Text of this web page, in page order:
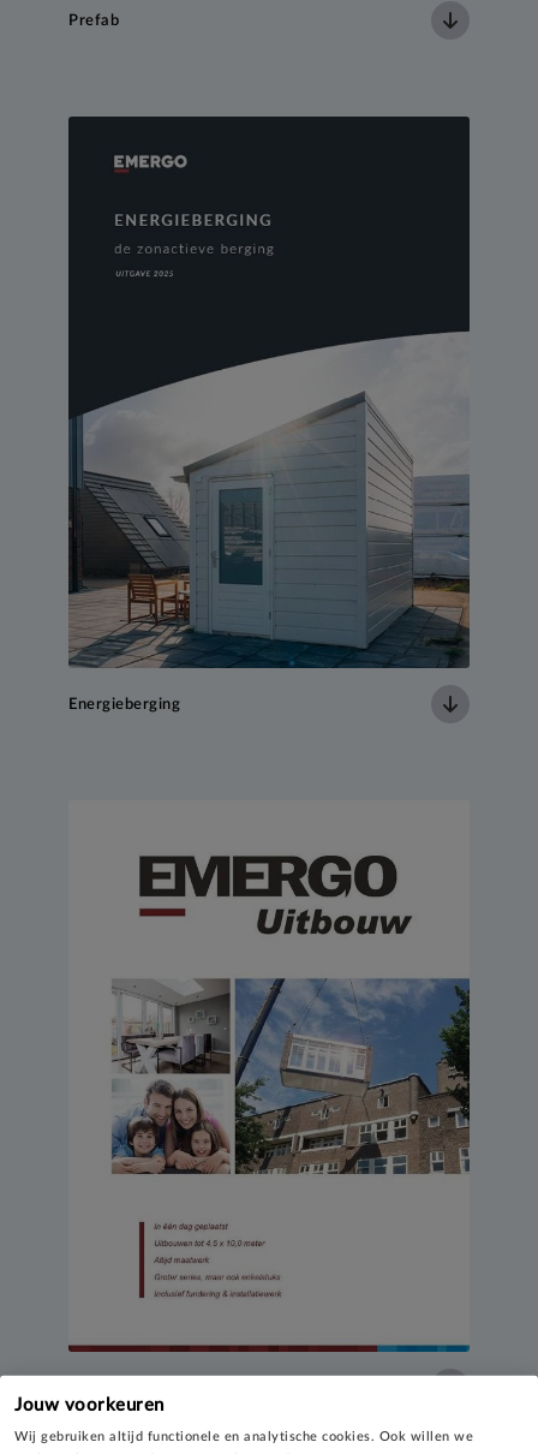
Jouw voorkeuren
Wij gebruiken altijd functionele en analytische cookies. Ook willen we
Prefab
Energieberging